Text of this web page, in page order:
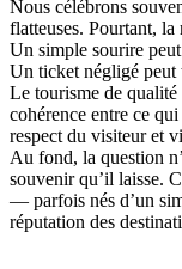
Nous célébrons
flatteuses. Pourtant, la
Un simple sourire
Un ticket négligé peut
Le tourisme de
cohérence entre ce
respect du visiteur et
Au fond, la question
souvenir qu’il laisse.
— parfois nés d’un
réputation des